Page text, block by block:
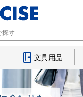
文具用品